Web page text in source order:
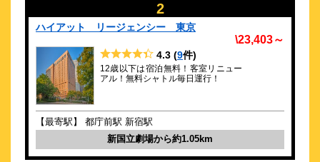
アパホテル＆リゾート〈西新宿五丁目駅
前タワー〉
\4,500～
クチコミ 4.3点 ( 112 件)
全室禁煙！大浴殿・露天風呂完備！
新宿ワシントンホテル（本館）
\6,660～
クチコミ3.9点 (144件)
2
ハイアット リージェンシー 東京
\23,403～
4.3 (9件)
12歳以下は宿泊無料！客室リニュー
アル！無料シャトル毎日運行！
【最寄駅】 都庁前駅 新宿駅
新国立劇場から約1.05km